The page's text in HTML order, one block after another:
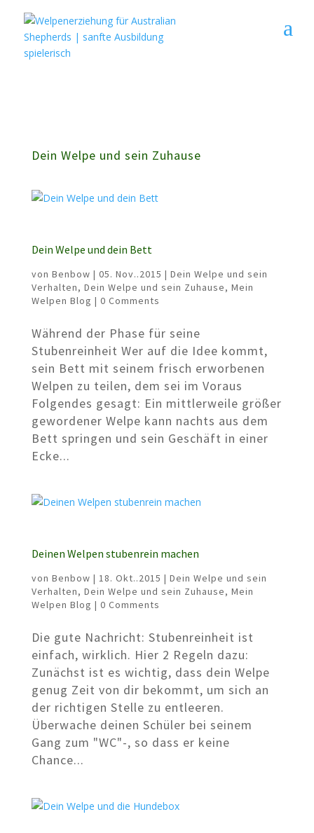
jxIe3rVoAoLtlnvBwPeGoGlTxnA
Dein Welpe und sein Zuhause
Dein Welpe und dein Bett
von Benbow | 05. Nov..2015 | Dein Welpe und sein
Verhalten, Dein Welpe und sein Zuhause, Mein
Welpen Blog | 0 Comments
Während der Phase für seine
Stubenreinheit Wer auf die Idee kommt,
sein Bett mit seinem frisch erworbenen
Welpen zu teilen, dem sei im Voraus
Folgendes gesagt: Ein mittlerweile größer
gewordener Welpe kann nachts aus dem
Bett springen und sein Geschäft in einer
Ecke...
Deinen Welpen stubenrein machen
von Benbow | 18. Okt..2015 | Dein Welpe und sein
Verhalten, Dein Welpe und sein Zuhause, Mein
Welpen Blog | 0 Comments
Die gute Nachricht: Stubenreinheit ist
einfach, wirklich. Hier 2 Regeln dazu:
Zunächst ist es wichtig, dass dein Welpe
genug Zeit von dir bekommt, um sich an
der richtigen Stelle zu entleeren.
Überwache deinen Schüler bei seinem
Gang zum "WC"-, so dass er keine
Chance...